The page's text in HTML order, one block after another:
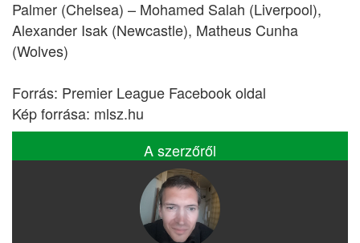
Palmer (Chelsea) – Mohamed Salah (Liverpool),
Alexander Isak (Newcastle), Matheus Cunha
(Wolves)
Forrás: Premier League Facebook oldal
Kép forrása: mlsz.hu
A szerzőről